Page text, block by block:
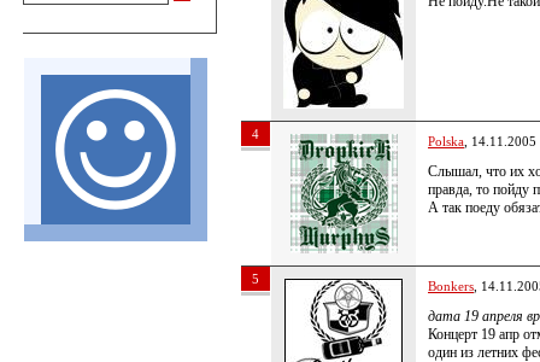
4 Polska ,
Слышал, что их
правда, то пойду
А так поеду
5 Bonkers ,
дата 19 апреля
Концерт 19 апр
один из летних